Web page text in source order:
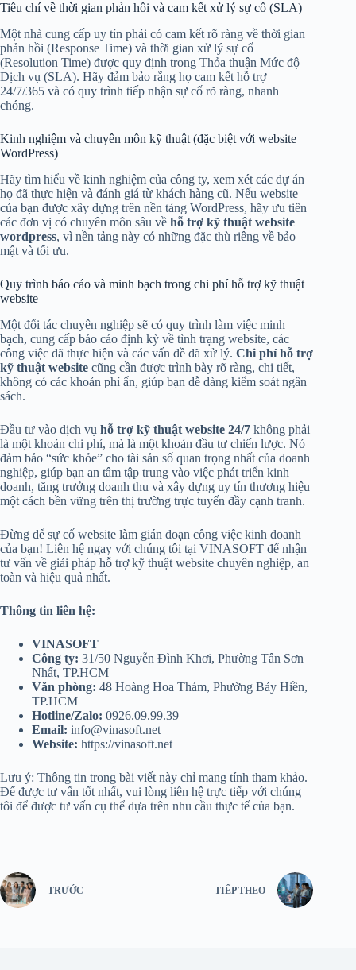
Tiêu chí về thời gian phản hồi và cam kết xử lý sự cố (SLA)
Một nhà cung cấp uy tín phải có cam kết rõ ràng về thời gian
phản hồi (Response Time) và thời gian xử lý sự cố
(Resolution Time) được quy định trong Thỏa thuận Mức độ
Dịch vụ (SLA). Hãy đảm bảo rằng họ cam kết hỗ trợ
24/7/365 và có quy trình tiếp nhận sự cố rõ ràng, nhanh
chóng.
Kinh nghiệm và chuyên môn kỹ thuật (đặc biệt với website
WordPress)
Hãy tìm hiểu về kinh nghiệm của công ty, xem xét các dự án
họ đã thực hiện và đánh giá từ khách hàng cũ. Nếu website
của bạn được xây dựng trên nền tảng WordPress, hãy ưu tiên
các đơn vị có chuyên môn sâu về hỗ trợ kỹ thuật website
wordpress, vì nền tảng này có những đặc thù riêng về bảo
mật và tối ưu.
Quy trình báo cáo và minh bạch trong chi phí hỗ trợ kỹ thuật
website
Một đối tác chuyên nghiệp sẽ có quy trình làm việc minh
bạch, cung cấp báo cáo định kỳ về tình trạng website, các
công việc đã thực hiện và các vấn đề đã xử lý. Chi phí hỗ trợ
kỹ thuật website cũng cần được trình bày rõ ràng, chi tiết,
không có các khoản phí ẩn, giúp bạn dễ dàng kiểm soát ngân
sách.
Đầu tư vào dịch vụ hỗ trợ kỹ thuật website 24/7 không phải
là một khoản chi phí, mà là một khoản đầu tư chiến lược. Nó
đảm bảo “sức khỏe” cho tài sản số quan trọng nhất của doanh
nghiệp, giúp bạn an tâm tập trung vào việc phát triển kinh
doanh, tăng trưởng doanh thu và xây dựng uy tín thương hiệu
một cách bền vững trên thị trường trực tuyến đầy cạnh tranh.
Đừng để sự cố website làm gián đoạn công việc kinh doanh
của bạn! Liên hệ ngay với chúng tôi tại VINASOFT để nhận
tư vấn về giải pháp hỗ trợ kỹ thuật website chuyên nghiệp, an
toàn và hiệu quả nhất.
Thông tin liên hệ:
VINASOFT
Công ty: 31/50 Nguyễn Đình Khơi, Phường Tân Sơn
Nhất, TP.HCM
Văn phòng: 48 Hoàng Hoa Thám, Phường Bảy Hiền,
TP.HCM
Hotline/Zalo: 0926.09.99.39
Email: info@vinasoft.net
Website: https://vinasoft.net
Lưu ý: Thông tin trong bài viết này chỉ mang tính tham khảo.
Để được tư vấn tốt nhất, vui lòng liên hệ trực tiếp với chúng
tôi để được tư vấn cụ thể dựa trên nhu cầu thực tế của bạn.
TRƯỚC TIẾP THEO